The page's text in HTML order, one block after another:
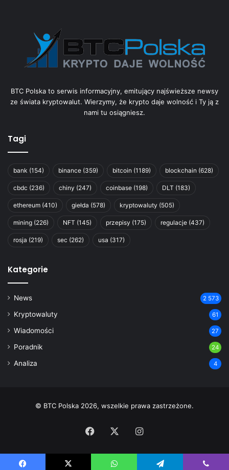
BTC Polska to serwis informacyjny, emitujący najświeższe newsy
ze świata kryptowalut. Wierzymy, że krypto daje wolność i Ty ją z
nami tu osiągniesz.
Tagi
bank (154) binance (359) bitcoin (1189) blockchain (628)
cbdc (236) chiny (247) coinbase (198) DLT (183)
ethereum (410) giełda (578) kryptowaluty (505)
mining (226) NFT (145) przepisy (175) regulacje (437)
rosja (219) sec (262) usa (317)
Kategorie
News 2 573
Kryptowaluty 61
Wiadomości 27
Poradnik 24
Analiza 4
© BTC Polska 2026, wszelkie prawa zastrzeżone.
Facebook Instagram